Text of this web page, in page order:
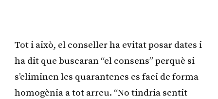
Tot i això, el conseller ha evitat posar dates i
ha dit que buscaran “el consens” perquè si
s’eliminen les quarantenes es faci de forma
homogènia a tot arreu. “No tindria sentit